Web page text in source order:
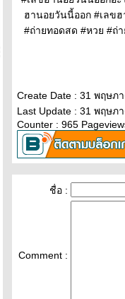
ฮานอยวันนี้ออก #เลข
#ถ่ายทอดสด #หวย #ถ่
Create Date : 31 พฤษภ
Last Update : 31 พฤษภ
Counter : 965
ชื่อ :
Comment :